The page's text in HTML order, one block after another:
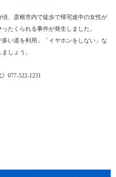
、彦根市内で徒歩で帰宅途中の女性が
たくられる事件が発生しました。
い道を利用」「イヤホンをしない」な
しょう。
077-522-1231